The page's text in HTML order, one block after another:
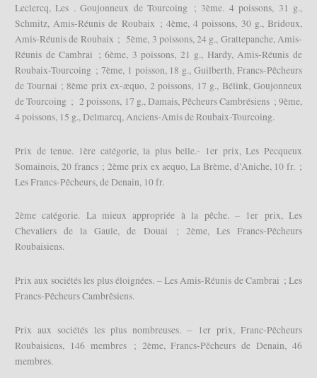
Leclercq, Les . Goujonneux de Tourcoing ; 3ème. 4 poissons, 31 g.,
Schmitz, Amis-Réunis de Roubaix ; 4ème, 4 poissons, 30 g., Bridoux,
Amis-Réunis de Roubaix ; 5ème, 3 poissons, 24 g., Grattepanche, Amis-
Réunis de Cambrai ; 6ème, 3 poissons, 21 g., Hardy, Amis-Réunis de
Roubaix-Tourcoing ; 7ème, 1 poisson, 18 g., Guilberth, Francs-Pêcheurs
de Tournai ; 8ème prix ex-æquo, 2 poissons, 17 g., Bélink, Goujonneux
de Tourcoing ; 2 poissons, 17 g., Damais, Pêcheurs Cambrésiens ; 9ème,
4 poissons, 15 g., Delmarcq, Anciens-Amis de Roubaix-Tourcoing.
Prix de tenue. 1ère catégorie, la plus belle.- 1er prix, Les Pecqueux
Somainois, 20 francs ; 2ème prix ex aequo, La Brème, d’Aniche, 10 fr. ;
Les Francs-Pêcheurs, de Denain, 10 fr.
2ème catégorie. La mieux appropriée à la pêche. – 1er prix, Les
Chevaliers de la Gaule, de Douai ; 2ème, Les Francs-Pêcheurs
Roubaisiens.
Prix aux sociétés les plus éloignées. – Les Amis-Réunis de Cambrai ; Les
Francs-Pêcheurs Cambrêsiens.
Prix aux sociétés les plus nombreuses. – 1er prix, Franc-Pêcheurs
Roubaisiens, 146 membres ; 2ème, Francs-Pêcheurs de Denain, 46
membres.